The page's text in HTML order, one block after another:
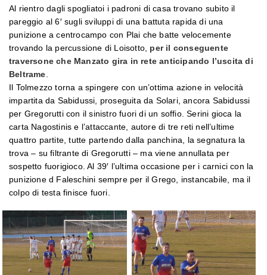
Al rientro dagli spogliatoi i padroni di casa trovano subito il
pareggio al 6′ sugli sviluppi di una battuta rapida di una
punizione a centrocampo con Plai che batte velocemente
trovando la percussione di Loisotto, per il conseguente
traversone che Manzato gira in rete anticipando l’uscita di
Beltrame
Il Tolmezzo torna a spingere con un’ottima azione in velocità
impartita da Sabidussi, proseguita da Solari, ancora Sabidussi
per Gregorutti con il sinistro fuori di un soffio. Serini gioca la
carta Nagostinis e l’attaccante, autore di tre reti nell’ultime
quattro partite, tutte partendo dalla panchina, la segnatura la
trova – su filtrante di Gregorutti – ma viene annullata per
sospetto fuorigioco. Al 39′ l’ultima occasione per i carnici con la
punizione d Faleschini sempre per il Grego, instancabile, ma il
colpo di testa finisce fuori.